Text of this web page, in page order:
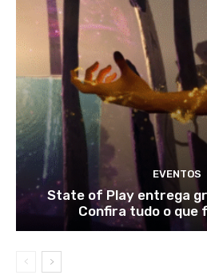
EVENTOS
State of Play entrega
Confira tudo o que